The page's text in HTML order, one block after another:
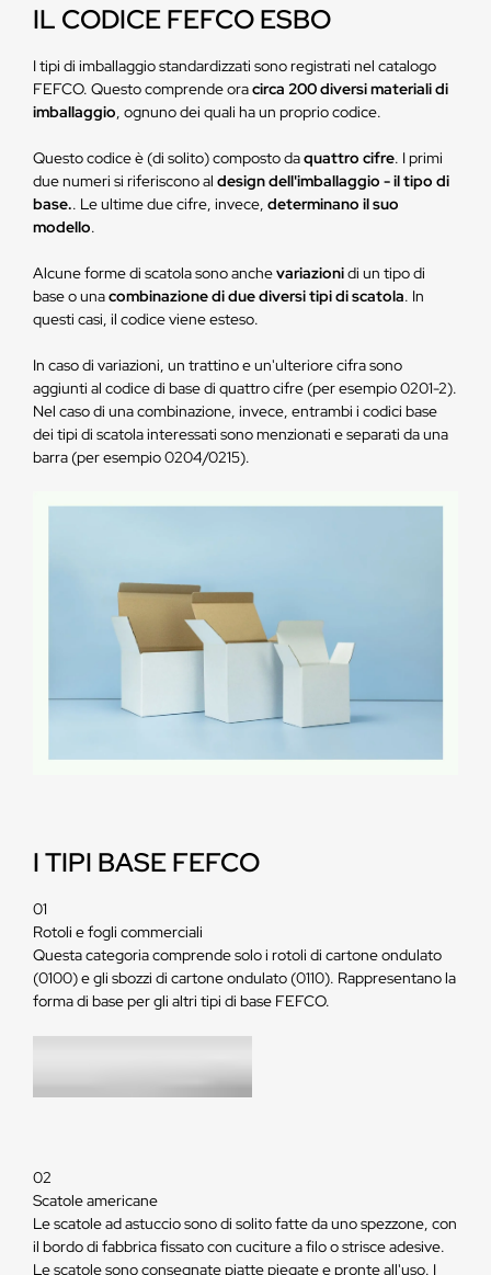
IL CODICE FEFCO ESBO
I tipi di imballaggio standardizzati sono registrati nel catalogo
FEFCO. Questo comprende oracirca 200 diversi materiali di
imballaggio, ognuno dei quali ha un proprio codice.
Questo codice è (di solito) composto daquattro cifre. I primi
due numeri si riferiscono al design dell'imballaggio - il tipo di
base.. Le ultime due cifre, invece, determinano il suo
modello.
Alcune forme di scatola sono anchevariazionidi un tipo di
base o unacombinazione di due diversi tipi di scatola. In
questi casi, il codice viene esteso.
In caso di variazioni, un trattino e un'ulteriore cifra sono
aggiunti al codice di base di quattro cifre (per esempio 0201-2).
Nel caso di una combinazione, invece, entrambi i codici base
dei tipi di scatola interessati sono menzionati e separati da una
barra (per esempio 0204/0215).
I TIPI BASE FEFCO
01
Rotoli e fogli commerciali
Questa categoria comprende solo i rotoli di cartone ondulato
(0100) e gli sbozzi di cartone ondulato (0110). Rappresentano la
forma di base per gli altri tipi di base FEFCO.
02
Scatole americane
Le scatole ad astuccio sono di solito fatte da uno spezzone, con
il bordo di fabbrica fissato con cuciture a filo o strisce adesive.
Le scatole sono consegnate piatte piegate e pronte all'uso. I